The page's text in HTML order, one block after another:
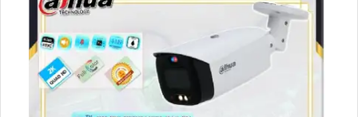
xưởng kho hàng nhờ chất lượng giám sát phù hợp.
Với thân kim loại và công nghệ IP POE, việc kết nối tập
trung trở nên dễ dàng. Bên cạnh đó, camera còn
tích hợp công nghệ AI với các chức năng vượt trội,
phù hợp cho các dự án chuyên dụng.